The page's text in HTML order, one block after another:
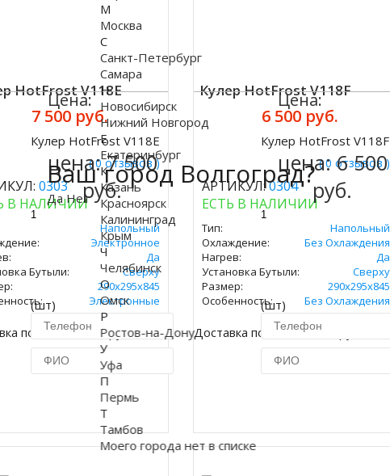
HotFrost V118E
( 0 отзывов )
0303
В НАЛИЧИИ
Напольный
Электронное
Да
Бутыли:
Сверху
290х295х845
Электронные
по Москве 450 руб.
Цена:
7 500 руб.
Кулер HotFrost V118E
цена:7 500
руб.
(шт)
Купить в 1 клик
Кулер HotFrost V118F
( 0 отзывов )
АРТИКУЛ:0304
ЕСТЬ В НАЛИЧИИ
Тип:
Напольный
Охлаждение:
Без Охлаждения
Нагрев:
Да
Установка Бутыли:
Сверху
Размер:
290х295х845
Особенность:
Без Охлаждения
Доставка по Москве 450 руб.
Цена:
6 500 руб.
Кулер HotFrost V118F
цена:6 500
руб.
(шт)
Ваш город Волгоград?
Да Нет
М
Москва
С
Санкт-Петербург
Самара
Н
Новосибирск
Нижний Новгород
Е
Екатеринбург
К
Казань
Красноярск
Калининград
Крым
Ч
Челябинск
О
Омск
Р
Ростов-на-Дону
У
Уфа
П
Пермь
Т
Тамбов
Моего города нет в списке